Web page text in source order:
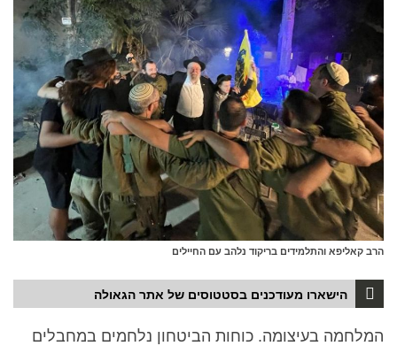
הרב קאליפא והתלמידים בריקוד נלהב עם החיילים
הישארו מעודכנים בסטטוסים של אתר הגאולה
המלחמה בעיצומה. כוחות הביטחון נלחמים במחבלים